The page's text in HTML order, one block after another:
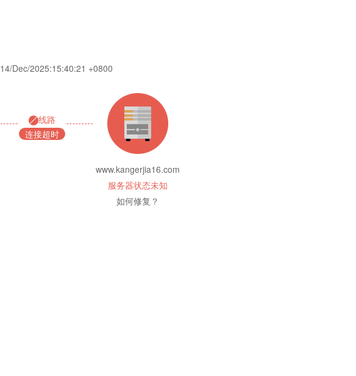
14/Dec/2025:15:40:21 +0800
线路
连接超时
www.kangerjia16.com
服务器状态未知
如何修复？